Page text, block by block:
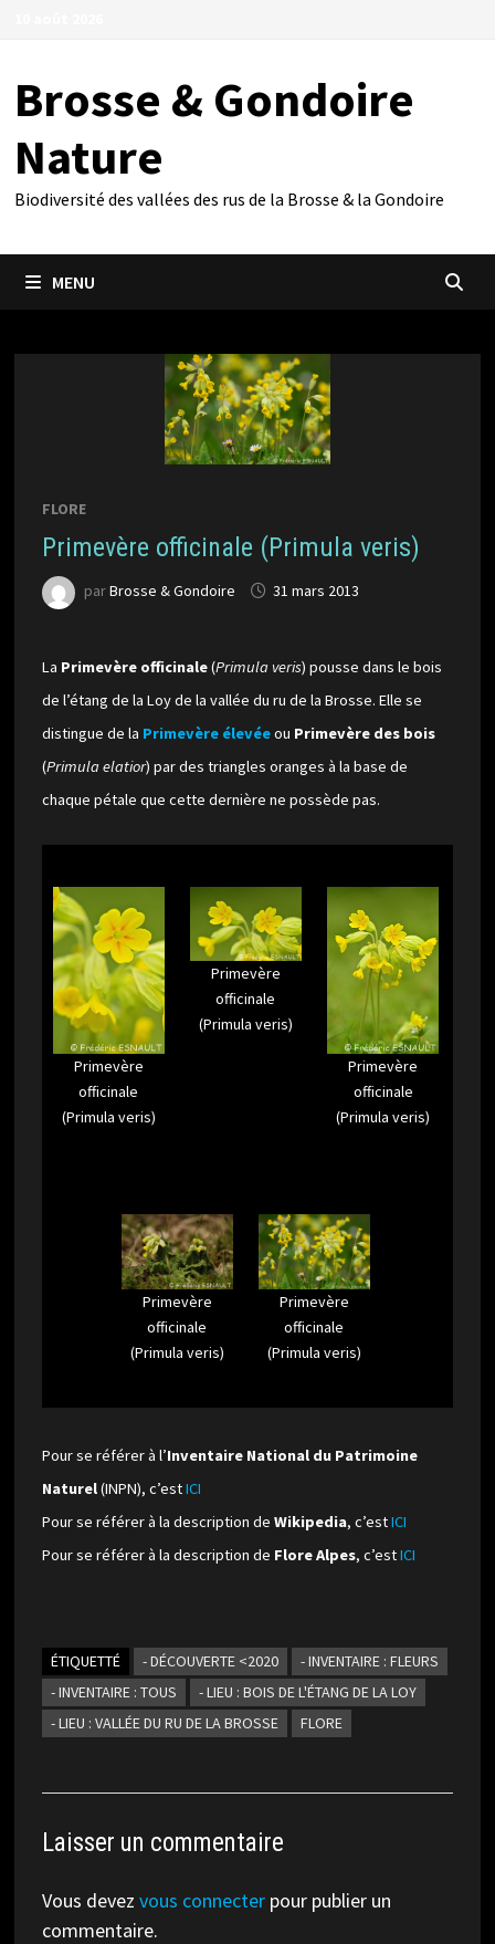
Brosse & Gondoire
Nature
Biodiversité des vallées des rus de la Brosse & la Gondoire
MENU
FLORE
Primevère officinale (Primula veris)
parBrosse & Gondoire 31 mars 2013
La Primevère officinale(Primula veris) pousse dans le bois
de l’étang de la Loy de la vallée du ru de la Brosse. Elle se
distingue de la Primevère élevéeou Primevère des bois
(Primula elatior) par des triangles oranges à la base de
chaque pétale que cette dernière ne possède pas.
Primevère
officinale
(Primula veris)
Primevère
officinale
(Primula veris)
Primevère
officinale
(Primula veris)
Primevère
officinale
(Primula veris)
Primevère
officinale
(Primula veris)
Pour se référer à l’Inventaire National du Patrimoine
Naturel(INPN), c’estICI
Pour se référer à la description de Wikipedia, c’estICI
Pour se référer à la description de Flore Alpes, c’estICI
ÉTIQUETTÉ - DÉCOUVERTE <2020
- INVENTAIRE : FLEURS
- INVENTAIRE : TOUS
- LIEU : BOIS DE L'ÉTANG DE LA LOY
- LIEU : VALLÉE DU RU DE LA BROSSE
FLORE
Laisser un commentaire
Vous devez vous connecterpour publier un
commentaire.